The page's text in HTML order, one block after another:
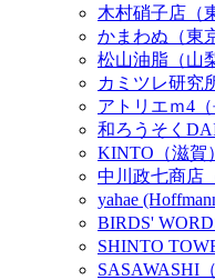
木村硝子店（
かまわぬ（東
松山油脂（山
カミツレ研究
アトリエｍ4（
和ろうそく
KINTO（滋賀）
中川政七商店
yahae
BIRDS'
SHINTO
SASAWASHI